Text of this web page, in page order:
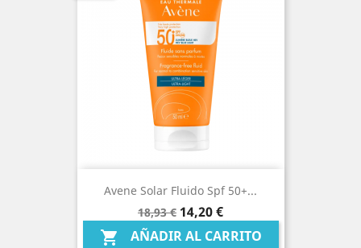
Avene Solar Fluido Spf 50+...
Precio
base
18,93 € Precio
14,20 €
 AÑADIR AL CARRITO